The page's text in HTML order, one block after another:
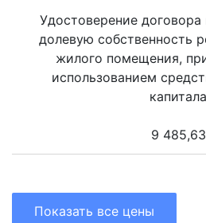
Удостоверение
долевую собственность
жилого помещения,
использованием
капитала
9 485,63
Показать все цены